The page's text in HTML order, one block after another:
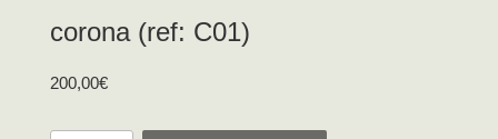
corona (ref: C01)
200,00€